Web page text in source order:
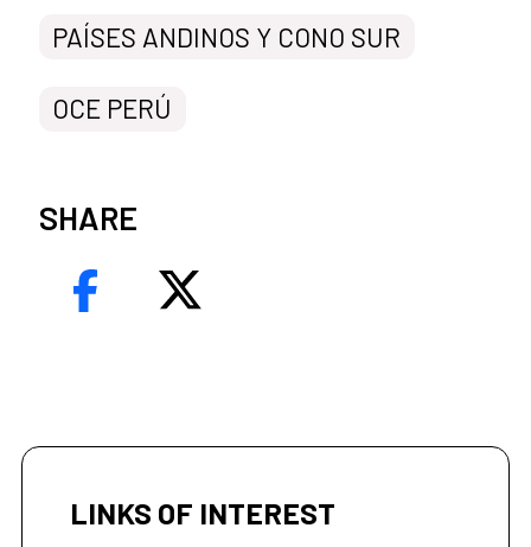
PAÍSES ANDINOS Y CONO SUR
OCE PERÚ
SHARE
LINKS OF INTEREST